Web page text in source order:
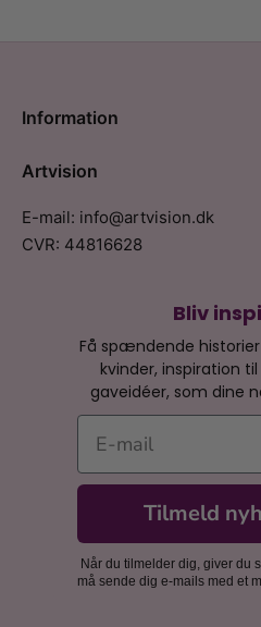
Bliv
Få spændende
kvinder, inspiration
gaveidéer, som dine
E-mail
Tilmeld
Når du tilmelder dig, giver du
må sende dig e-mails med et
Information
Artvision
E-mail: info@artvision.dk
CVR: 44816628